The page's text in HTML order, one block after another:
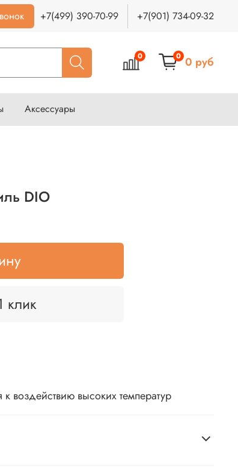
+7(499) 390-70-99 +7(901) 734-09-32
0 0 0 руб
Аксессуары
DIO
клик
воздействию высоких температур